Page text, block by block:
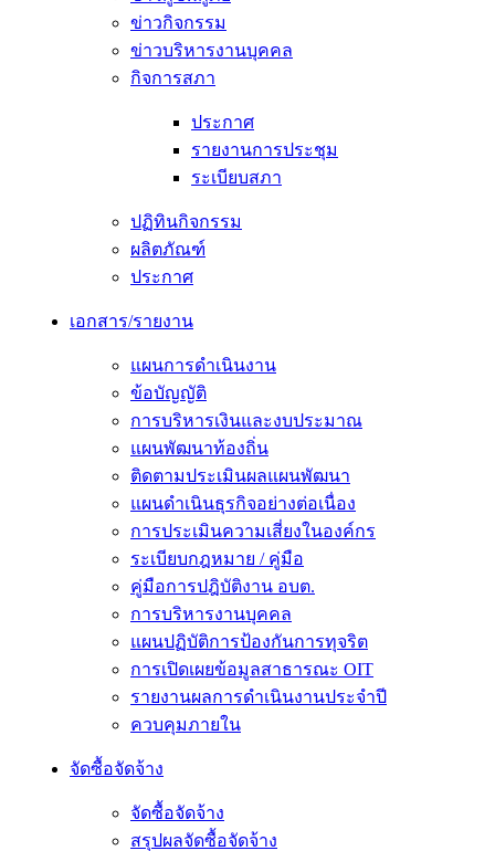
ข่าวกิจกรรม
ข่าวบริหารงานบุคคล
กิจการสภา
ประกาศ
รายงานการประชุม
ระเบียบสภา
ปฏิทินกิจกรรม
ผลิตภัณฑ์
ประกาศ
เอกสาร/รายงาน
แผนการดำเนินงาน
ข้อบัญญัติ
การบริหารเงินและงบประมาณ
แผนพัฒนาท้องถิ่น
ติดตามประเมินผลแผนพัฒนา
แผนดำเนินธุรกิจอย่างต่อเนื่อง
การประเมินความเสี่ยงในองค์กร
ระเบียบกฎหมาย / คู่มือ
คู่มือการปฎิบัติงาน อบต.
การบริหารงานบุคคล
แผนปฏิบัติการป้องกันการทุจริต
การเปิดเผยข้อมูลสาธารณะ OIT
รายงานผลการดำเนินงานประจำปี
ควบคุมภายใน
จัดซื้อจัดจ้าง
จัดซื้อจัดจ้าง
สรุปผลจัดซื้อจัดจ้าง